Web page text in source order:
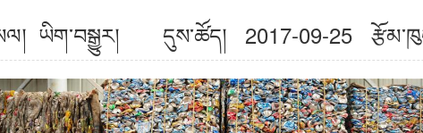
ཡིག་བསྒྱུར། དུས་ཚོད། 2017-09-25